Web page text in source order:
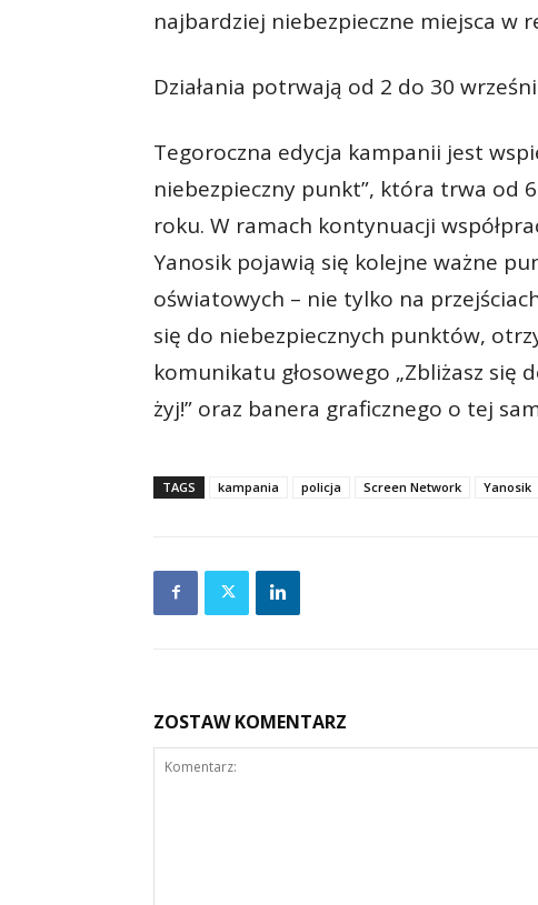
najbardziej niebezpieczne miejsca w
Działania potrwają od 2 do 30
Tegoroczna edycja kampanii jest
niebezpieczny punkt”, która trwa od
roku. W ramach kontynuacji
Yanosik pojawią się kolejne ważne
oświatowych – nie tylko na
się do niebezpiecznych punktów,
komunikatu głosowego „Zbliżasz się
żyj!” oraz banera graficznego o tej
TAGS kampania policja Screen Network Yanosik
ZOSTAW KOMENTARZ